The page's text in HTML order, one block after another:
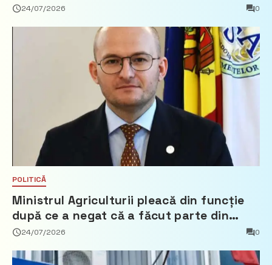
24/07/2026 0
POLITICĂ
Ministrul Agriculturii pleacă din funcție
după ce a negat că a făcut parte din
Partidul Democrat
24/07/2026 0